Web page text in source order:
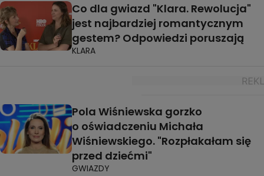
Co dla gwiazd "Klara. Rewolucja"
jest najbardziej romantycznym
gestem? Odpowiedzi poruszają
KLARA
Pola Wiśniewska gorzko
o oświadczeniu Michała
Wiśniewskiego. "Rozpłakałam się
przed dziećmi"
GWIAZDY